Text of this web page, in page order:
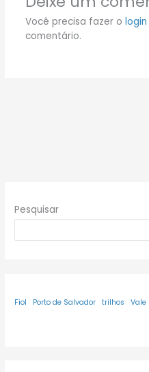
Você precisa fazer o login
comentário.
Pesquisar
Fiol Porto de Salvador trilhos Vale